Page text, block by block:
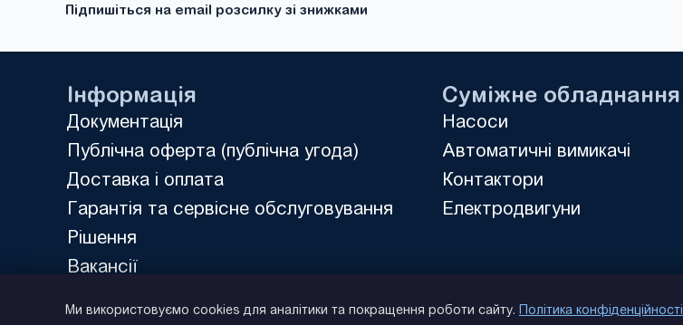
Підпишіться на email розсилку зі знижками
Інформація
Документація
Публічна оферта (публічна угода)
Доставка і оплата
Гарантія та сервісне обслуговування
Рішення
Вакансії
Суміжне обладнання
Насоси
Автоматичні вимикачі
Контактори
Електродвигуни
Ми використовуємо cookies для аналітики та покращення роботи сайту. Політика конфіденційності